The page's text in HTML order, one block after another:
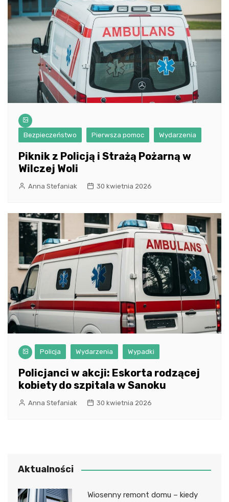
Bezpieczeństwo Pierwsza pomoc Wydarzenia
Piknik z Policją i Strażą Pożarną w
Wilczej Woli
Anna Stefaniak 30 kwietnia 2026
Policja Wydarzenia Wypadki
Policjanci w akcji: Eskorta rodzącej
kobiety do szpitala w Sanoku
Anna Stefaniak 30 kwietnia 2026
Aktualności
Wiosenny remont domu – kiedy